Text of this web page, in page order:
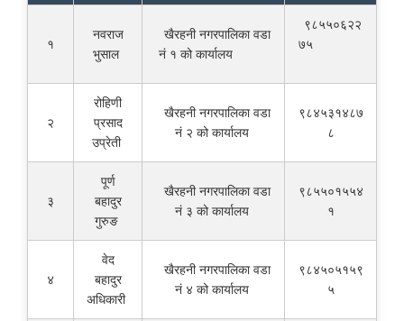
१
नवराज
भुसाल
खैरहनी नगरपालिका वडा
नं १ को कार्यालय
९८५५०६२२
७५
२
रोहिणी
प्रसाद
उप्रेती
खैरहनी नगरपालिका वडा
नं २ को कार्यालय
९८४५३१४८७
८
३
पूर्ण
बहादुर
गुरुङ
खैरहनी नगरपालिका वडा
नं ३ को कार्यालय
९८५५०१५५४
१
४
वेद
बहादुर
अधिकारी
खैरहनी नगरपालिका वडा
नं ४ को कार्यालय
९८४५०५१५९
५